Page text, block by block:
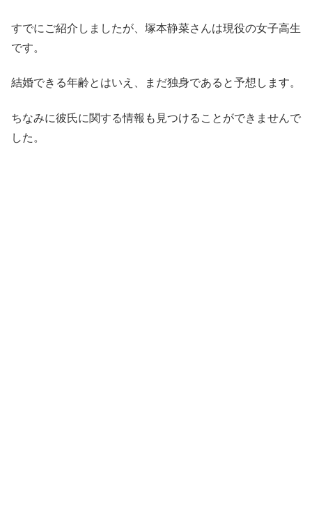
すでにご紹介しましたが、塚本静菜さんは現役の女子高生
です。
結婚できる年齢とはいえ、まだ独身であると予想します。
ちなみに彼氏に関する情報も見つけることができませんで
した。